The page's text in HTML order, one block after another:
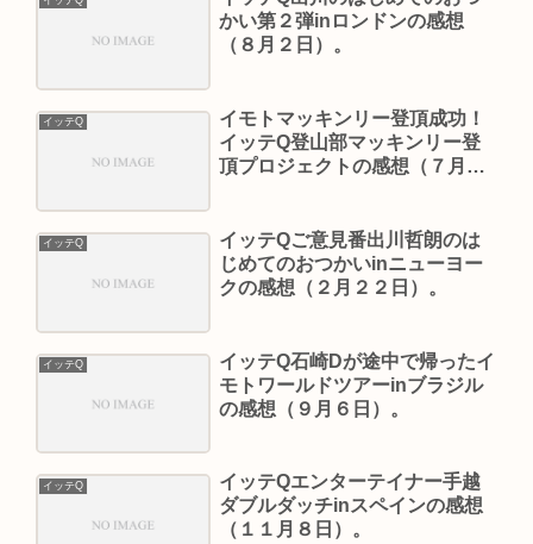
かい第２弾inロンドンの感想
（８月２日）。
イッテQ
イモトマッキンリー登頂成功！
イッテQ登山部マッキンリー登
頂プロジェクトの感想（７月２
イッテQ
イッテQご意見番出川哲朗のは
じめてのおつかいinニューヨー
クの感想（２月２２日）。
イッテQ
イッテQ石崎Dが途中で帰ったイ
モトワールドツアーinブラジル
の感想（９月６日）。
イッテQ
イッテQエンターテイナー手越
ダブルダッチinスペインの感想
（１１月８日）。